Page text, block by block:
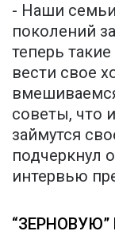
- Наши
поколений
теперь
вести свое
советы, что
займутся
подчеркнул
интервью